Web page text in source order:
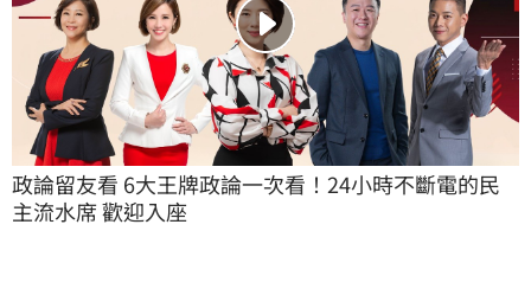
政論留友看 6大王牌政論一次看！24小時不斷電的民
主流水席 歡迎入座